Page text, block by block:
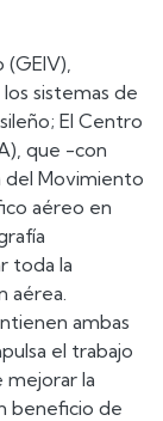
sistemas de
El Centro
que -con
del Movimiento
aéreo en
toda la
aérea.
ambas
el trabajo
la
beneficio de